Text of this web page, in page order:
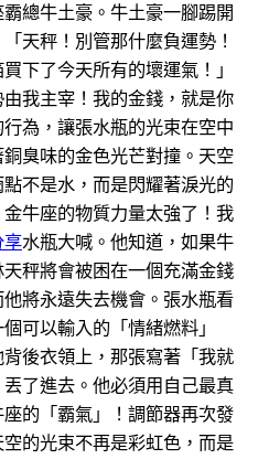
總牛土豪。牛土豪一腳踢開
天秤！別管那什麼負運勢！
下了今天所有的壞運氣！」
由我主宰！我的金錢，就是你
為，讓張水瓶的光束在空中
臭味的金色光芒對撞。天空
不是水，而是閃耀著淚光的
牛座的物質力量太強了！我
享水瓶大喊。他知道，如果牛
秤將會被困在一個充滿金錢
將永遠失去機會。張水瓶看
可以輸入的「情緒燃料」
後衣領上，那張寫著「我就
了進去。他必須用自己最真
的「霸氣」！調節器再次發
的光束不再是彩虹色，而是